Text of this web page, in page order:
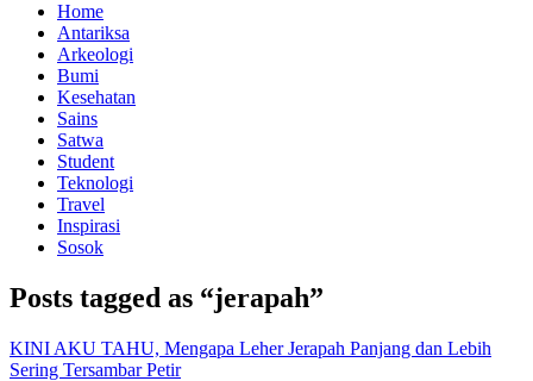
Home
Antariksa
Arkeologi
Bumi
Kesehatan
Sains
Satwa
Student
Teknologi
Travel
Inspirasi
Sosok
Posts tagged as “jerapah”
KINI AKU TAHU, Mengapa Leher Jerapah Panjang dan Lebih
Sering Tersambar Petir